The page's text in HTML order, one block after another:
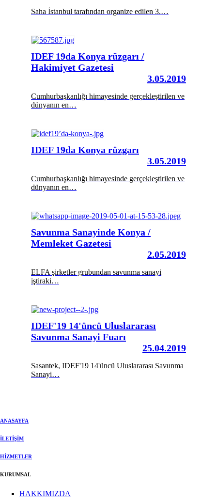
Saha İstanbul tarafından organize edilen 3.…
IDEF 19da Konya rüzgarı /
Hakimiyet Gazetesi
3.05.2019
Cumhurbaşkanlığı himayesinde gerçekleştirilen ve
dünyanın en…
IDEF 19da Konya rüzgarı
3.05.2019
Cumhurbaşkanlığı himayesinde gerçekleştirilen ve
dünyanın en…
Savunma Sanayinde Konya /
Memleket Gazetesi
2.05.2019
ELFA şirketler grubundan savunma sanayi
iştiraki…
IDEF'19 14'üncü Uluslararası
Savunma Sanayi Fuarı
25.04.2019
Sasantek, IDEF'19 14'üncü Uluslararası Savunma
Sanayi…
ANASAYFA
İLETİŞİM
HİZMETLER
KURUMSAL
HAKKIMIZDA